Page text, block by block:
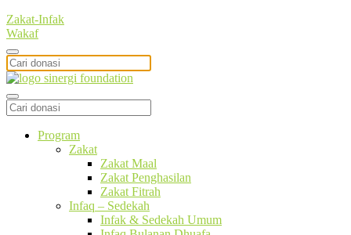
Zakat-Infak
Wakaf
Program
Zakat
Zakat Maal
Zakat Penghasilan
Zakat Fitrah
Infaq – Sedekah
Infak & Sedekah Umum